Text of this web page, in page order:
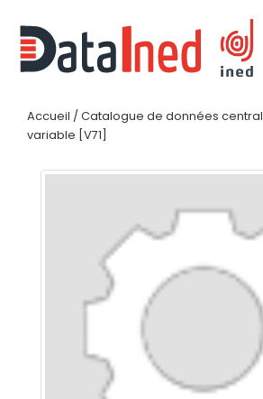
Accueil / Catalogue de données central
variable [V71]